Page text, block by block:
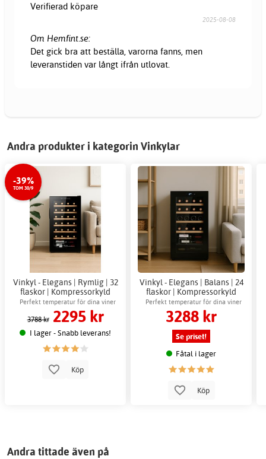
Verifierad köpare
2025-08-08
Om Hemfint.se:
Det gick bra att beställa, varorna fanns, men
leveranstiden var långt ifrån utlovat.
Andra produkter i kategorin Vinkylar
-39%
TOM 30/9
Vinkyl - Elegans | Rymlig | 32
flaskor | Kompressorkyld
Perfekt temperatur för dina viner
3788 kr 2295 kr
I lager - Snabb leverans!
Köp
Vinkyl - Elegans | Balans | 24
flaskor | Kompressorkyld
Perfekt temperatur för dina viner
3288 kr
Se priset!
Fåtal i lager
Köp
Andra tittade även på